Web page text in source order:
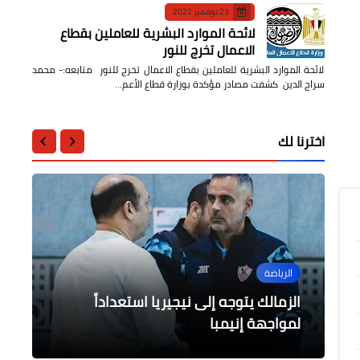
23 نوفمبر 2022
لائحة الموارد البشرية للعاملين بقطاع
الاعمال تخرج للنور
لائحة الموارد البشرية للعاملين بقطاع الاعمال تخرج للنور متابعه:- محمد
سراج الدين كشفت مصادر مؤكدة بوزارة قطاع الأعم…
اخترنا لك
الرياضة
الزمالك يتوجه إلى نيجيريا استعداداً
لمواجهة إنيمبا
الرياضة
تأخر بعثة فريق مازيمبي بالعاصمة
كينشاسا
الرأى
الغربة بين أحلام الهجرة وواقع التحديات
أخبار مصر
الرئيس السيسي يلتقي جلالة الملك
"فريدريك العاشر" ملك الدنمارك
عاجل
عاجل : زلزال يضرب الولايات المتحدة
الأمريكية